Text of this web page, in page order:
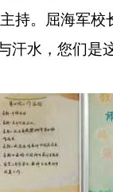
持。屈海军
汗水，您们是